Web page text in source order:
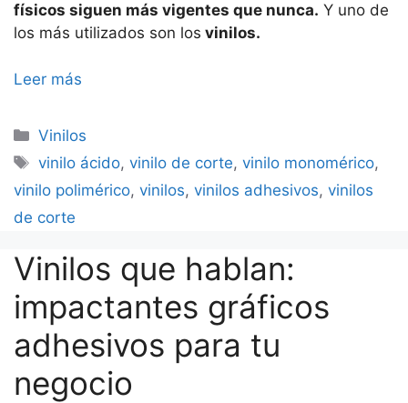
físicos siguen más vigentes que nunca. Y uno de
los más utilizados son los vinilos.
Leer más
Categorías
Vinilos
Etiquetas
vinilo ácido,vinilo de corte,vinilo monomérico,
vinilo polimérico, vinilos, vinilos adhesivos, vinilos
de corte
Vinilos que hablan:
impactantes gráficos
adhesivos para tu
negocio